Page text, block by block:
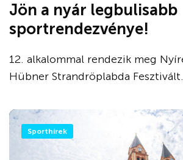
Jön a nyár legbulisabb
sportrendezvénye!
12. alkalommal rendezik meg
Hübner Strandröplabda
Sporthírek